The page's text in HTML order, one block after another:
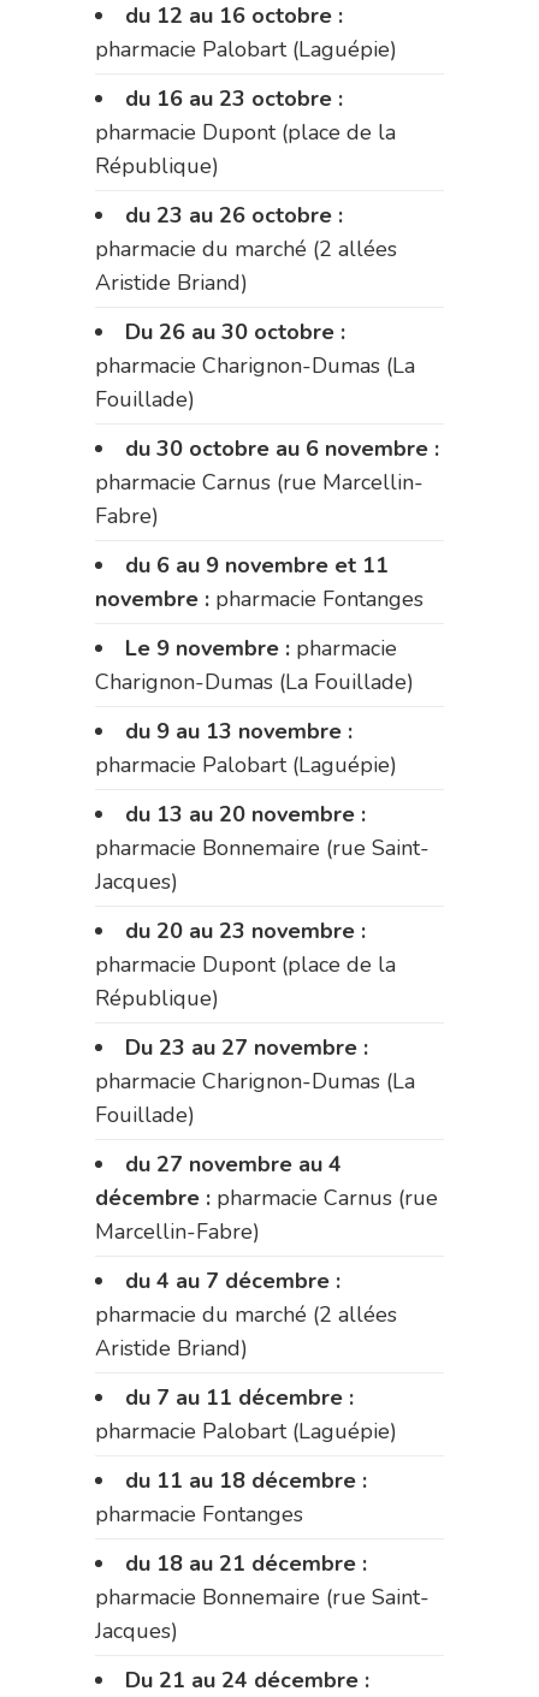
du 12 au 16 octobre :
pharmacie Palobart (Laguépie)
du 16 au 23 octobre :
pharmacie Dupont (place de la
République)
du 23 au 26 octobre :
pharmacie du marché (2 allées
Aristide Briand)
Du 26 au 30 octobre :
pharmacie Charignon-Dumas (La
Fouillade)
du 30 octobre au 6 novembre :
pharmacie Carnus (rue Marcellin-
Fabre)
du 6 au 9 novembre et 11
novembre : pharmacie Fontanges
Le 9 novembre : pharmacie
Charignon-Dumas (La Fouillade)
du 9 au 13 novembre :
pharmacie Palobart (Laguépie)
du 13 au 20 novembre :
pharmacie Bonnemaire (rue Saint-
Jacques)
du 20 au 23 novembre :
pharmacie Dupont (place de la
République)
Du 23 au 27 novembre :
pharmacie Charignon-Dumas (La
Fouillade)
du 27 novembre au 4
décembre : pharmacie Carnus (rue
Marcellin-Fabre)
du 4 au 7 décembre :
pharmacie du marché (2 allées
Aristide Briand)
du 7 au 11 décembre :
pharmacie Palobart (Laguépie)
du 11 au 18 décembre :
pharmacie Fontanges
du 18 au 21 décembre :
pharmacie Bonnemaire (rue Saint-
Jacques)
Du 21 au 24 décembre :